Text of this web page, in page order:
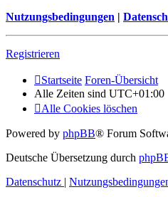
Nutzungsbedingungen |
Registrieren
Startseite Foren-Übersicht
Alle Zeiten sind UTC+01:00
Alle Cookies löschen
Powered by phpBB® Forum
Deutsche Übersetzung durch
Datenschutz |